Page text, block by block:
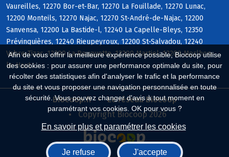
Afin de vous offrir la meilleure expérience possible, Biocoop utilise
des cookies : pour assurer une performance optimale du site, pour
récolter des statistiques afin d'analyser le trafic et la performance
du site et vous proposer une navigation personnalisée en toute
sécurité. Vous pouvez changer d'avis à tout moment en
paramétrant vos cookies. OK pour vous ?
En savoir plus et paramétrer les cookies
Je refuse J'accepte
Vaureilles, 12270 Bor-et-Bar, 12270 La Fouillade, 12270 Lunac,
12200 Monteils, 12270 Najac, 12270 St-André-de-Najac, 12200
Sanvensa, 12200 La Bastide-l, 12240 La Capelle-Bleys, 12350
Prévinquières, 12240 Rieupeyroux, 12200 St-Salvadou, 12240
Vabre-Tizac, 12200 La Rouquette, 12200 Martiel, 12200 Morlhon-
le-Haut
Biocoop.fr
Le réseau Biocoop
Copyright Biocoop 2026